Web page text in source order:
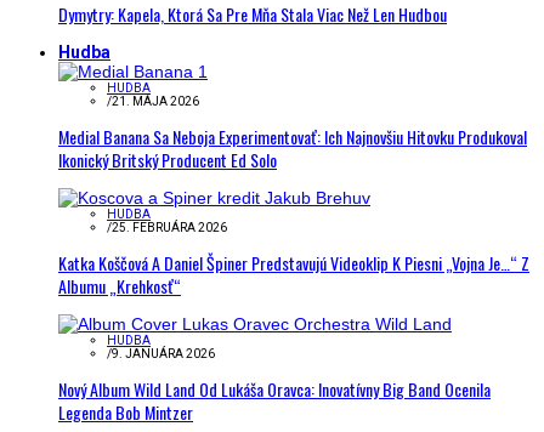
Dymytry: Kapela, Ktorá Sa Pre Mňa Stala Viac Než Len Hudbou
Hudba
HUDBA
/21. MÁJA 2026
Medial Banana Sa Neboja Experimentovať: Ich Najnovšiu Hitovku Produkoval
Ikonický Britský Producent Ed Solo
HUDBA
/25. FEBRUÁRA 2026
Katka Koščová A Daniel Špiner Predstavujú Videoklip K Piesni „Vojna Je…“ Z
Albumu „Krehkosť“
HUDBA
/9. JANUÁRA 2026
Nový Album Wild Land Od Lukáša Oravca: Inovatívny Big Band Ocenila
Legenda Bob Mintzer